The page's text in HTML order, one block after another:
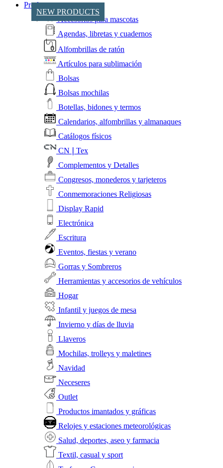
NEW PRODUCTS
Productos
Accesorios para mascotas
Agendas, libretas y cuadernos
Alfombrillas de ratón
Artículos para sublimación
Bolsas
Bolsas mochilas
Botellas, bidones y termos
Calendarios, alfombrillas y almanaques
Catálogos físicos
CN❘Tex
Complementos y Detalles
Congresos, monederos y tarjeteros
Conmemoraciones Religiosas
Display Rapid
Electrónica
Escritura
Eventos, fiestas y verano
Gorras y Sombreros
Herramientas y accesorios de vehículos
Hogar
Infantil y juegos de mesa
Invierno y días de lluvia
Llaveros
Mochilas, trolleys y maletines
Navidad
Neceseres
Outlet
Productos imantados y gráficas
Relojes y estaciones meteorológicas
Salud, deportes, aseo y farmacia
Textil, casual y sport